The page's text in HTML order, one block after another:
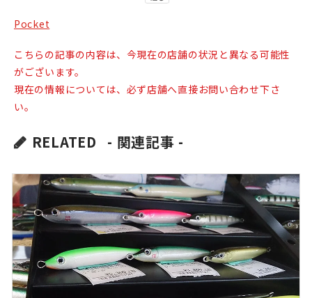
Pocket
こちらの記事の内容は、今現在の店舗の状況と異なる可能性
がございます。
現在の情報については、必ず店舗へ直接お問い合わせ下さ
い。
RELATED - 関連記事 -